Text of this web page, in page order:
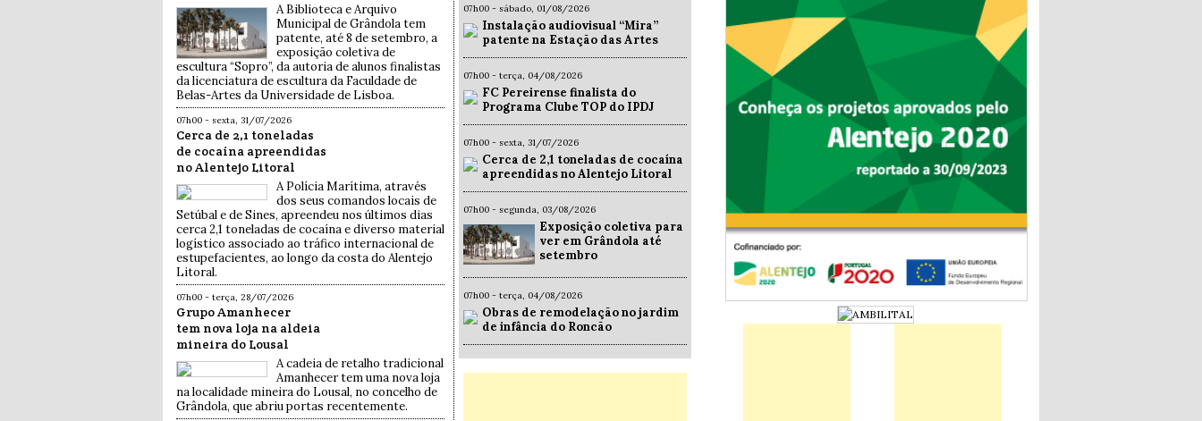
A Biblioteca e Arquivo
Municipal de Grândola tem
patente, até 8 de setembro, a
exposição coletiva de
escultura “Sopro”, da autoria de alunos finalistas
da licenciatura de escultura da Faculdade de
Belas-Artes da Universidade de Lisboa.
07h00 - sexta, 31/07/2026
Cerca de 2,1 toneladas
de cocaína apreendidas
no Alentejo Litoral
A Polícia Marítima, através
dos seus comandos locais de
Setúbal e de Sines, apreendeu nos últimos dias
cerca 2,1 toneladas de cocaína e diverso material
logístico associado ao tráfico internacional de
estupefacientes, ao longo da costa do Alentejo
Litoral.
07h00 - terça, 28/07/2026
Grupo Amanhecer
tem nova loja na aldeia
mineira do Lousal
A cadeia de retalho tradicional
Amanhecer tem uma nova loja
na localidade mineira do Lousal, no concelho de
Grândola, que abriu portas recentemente.
07h00 - sábado, 01/08/2026
Instalação audiovisual “Mira”
patente na Estação das Artes
07h00 - terça, 04/08/2026
FC Pereirense finalista do
Programa Clube TOP do IPDJ
07h00 - sexta, 31/07/2026
Cerca de 2,1 toneladas de cocaína
apreendidas no Alentejo Litoral
07h00 - segunda, 03/08/2026
Exposição coletiva para
ver em Grândola até
setembro
07h00 - terça, 04/08/2026
Obras de remodelação no jardim
de infância do Roncão